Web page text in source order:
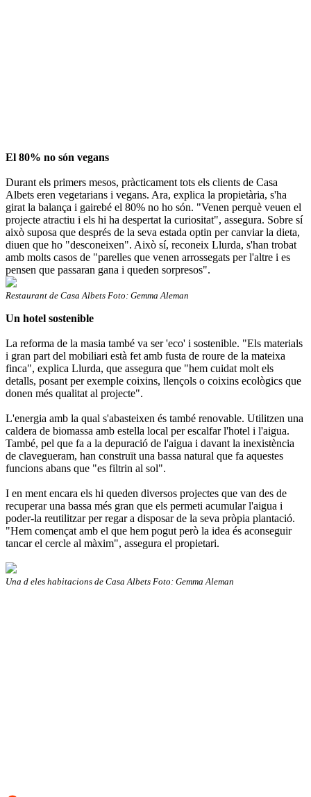
El 80% no són vegans
Durant els primers mesos, pràcticament tots els clients de Casa
Albets eren vegetarians i vegans. Ara, explica la propietària, s'ha
girat la balança i gairebé el 80% no ho són. "Venen perquè veuen el
projecte atractiu i els hi ha despertat la curiositat", assegura. Sobre sí
això suposa que després de la seva estada optin per canviar la dieta,
diuen que ho "desconeixen". Això sí, reconeix Llurda, s'han trobat
amb molts casos de "parelles que venen arrossegats per l'altre i es
pensen que passaran gana i queden sorpresos".
Restaurant de Casa Albets Foto: Gemma Aleman
Un hotel sostenible
La reforma de la masia també va ser 'eco' i sostenible. "Els materials
i gran part del mobiliari està fet amb fusta de roure de la mateixa
finca", explica Llurda, que assegura que "hem cuidat molt els
detalls, posant per exemple coixins, llençols o coixins ecològics que
donen més qualitat al projecte".
L'energia amb la qual s'abasteixen és també renovable. Utilitzen una
caldera de biomassa amb estella local per escalfar l'hotel i l'aigua.
També, pel que fa a la depuració de l'aigua i davant la inexistència
de clavegueram, han construït una bassa natural que fa aquestes
funcions abans que "es filtrin al sol".
I en ment encara els hi queden diversos projectes que van des de
recuperar una bassa més gran que els permeti acumular l'aigua i
poder-la reutilitzar per regar a disposar de la seva pròpia plantació.
"Hem començat amb el que hem pogut però la idea és aconseguir
tancar el cercle al màxim", assegura el propietari.
Una d eles habitacions de Casa Albets Foto: Gemma Aleman